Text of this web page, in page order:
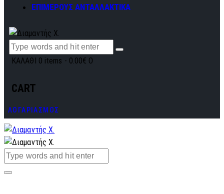
ΕΠΙΜΕΡΟΥΣ ΑΝΤΑΛΛΑΚΤΙΚΑ
ΚΑΛΑΘΙ 0 items - 0.00€ 0
CART
ΛΟΓΑΡΙΑΣΜΟΣ